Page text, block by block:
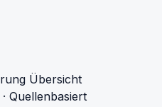
Übersicht
Quellenbasiert